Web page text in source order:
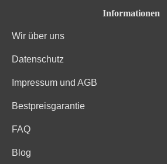
Informationen
Wir über uns
Datenschutz
Impressum und AGB
Bestpreisgarantie
FAQ
Blog